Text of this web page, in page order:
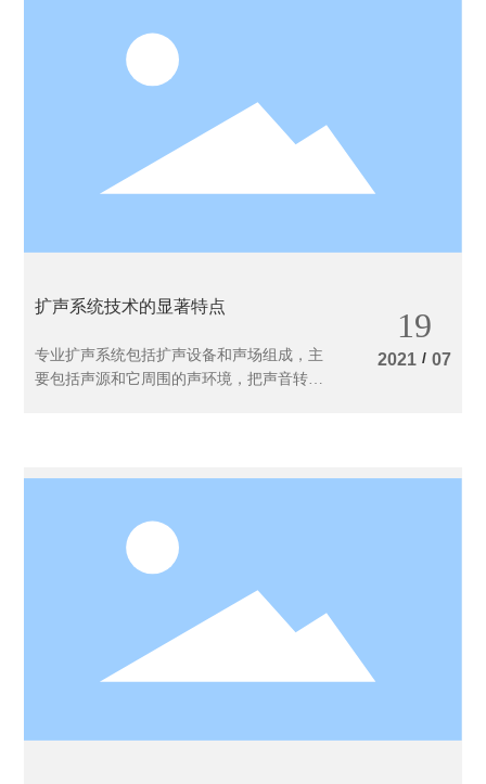
扩声系统技术的显著特点
专业扩声系统包括扩声设备和声场组成，主
要包括声源和它周围的声环境，把声音转变
19
2021 / 07